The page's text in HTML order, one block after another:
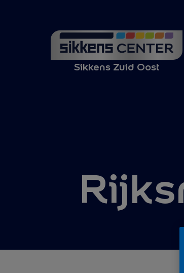
Sikkens Zuid Oost